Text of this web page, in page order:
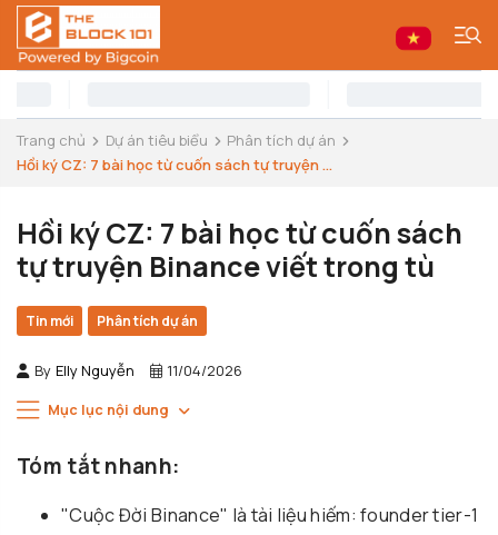
Trang chủ Dự án tiêu biểu
Phân tích dự án
Hồi ký CZ: 7 bài học từ cuốn sách tự truyện ...
Hồi ký CZ: 7 bài học từ cuốn sách
tự truyện Binance viết trong tù
Tin mới Phân tích dự án
By Elly Nguyễn 11/04/2026
Mục lục nội dung
Tóm tắt nhanh:
"Cuộc Đời Binance" là tài liệu hiếm: founder tier-1